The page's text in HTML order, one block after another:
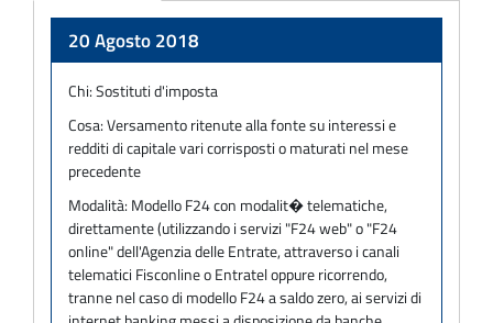
20 Agosto 2018
Chi:Sostituti d'imposta
Cosa:Versamento ritenute alla fonte su interessi e
redditi di capitale vari corrisposti o maturati nel mese
precedente
Modalità: Modello F24 con modalit� telematiche,
direttamente (utilizzando i servizi "F24 web" o "F24
online" dell'Agenzia delle Entrate, attraverso i canali
telematici Fisconline o Entratel oppure ricorrendo,
tranne nel caso di modello F24 a saldo zero, ai servizi di